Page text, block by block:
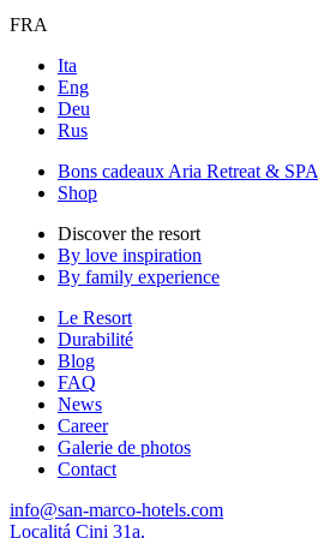
FRA
Ita
Eng
Deu
Rus
Bons cadeaux Aria Retreat & SPA
Shop
Discover the resort
By love inspiration
By family experience
Le Resort
Durabilité
Blog
FAQ
News
Career
Galerie de photos
Contact
info@san-marco-hotels.com
Localitá Cini 31a,